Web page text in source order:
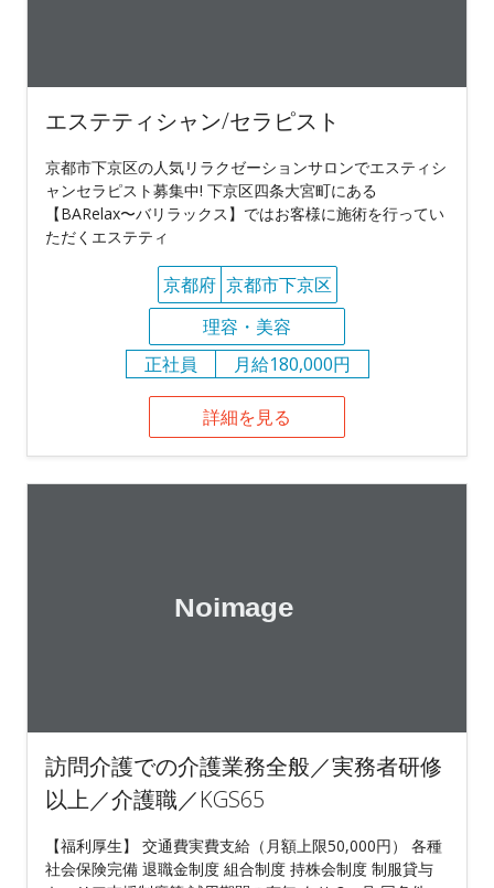
エステティシャン/セラピスト
京都市下京区の人気リラクゼーションサロンでエスティシ
ャンセラピスト募集中! 下京区四条大宮町にある
【BARelax〜バリラックス】ではお客様に施術を行ってい
ただくエステティ
京都府 京都市下京区
理容・美容
正社員
月給180,000円
詳細を見る
訪問介護での介護業務全般／実務者研修
以上／介護職／KGS65
【福利厚生】 交通費実費支給（月額上限50,000円） 各種
社会保険完備 退職金制度 組合制度 持株会制度 制服貸与